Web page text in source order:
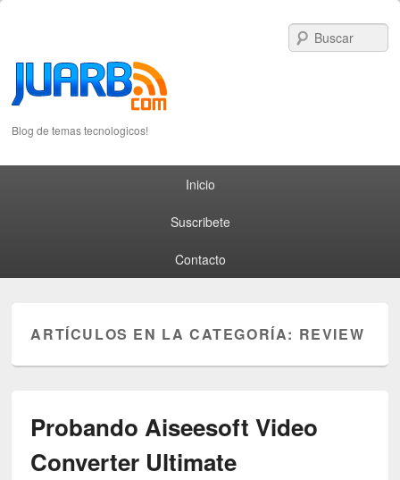
Blog de temas tecnologicos!
Inicio
Suscribete
Contacto
ARTÍCULOS EN LA CATEGORÍA: REVIEW
Probando Aiseesoft Video
Converter Ultimate